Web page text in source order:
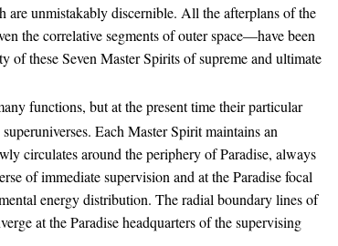
are unmistakably discernible. All the afterplans of the
the correlative segments of outer space—have been
of these Seven Master Spirits of supreme and ultimate
functions, but at the present time their particular
Each Master Spirit maintains an
circulates around the periphery of Paradise, always
of immediate supervision and at the Paradise focal
energy distribution. The radial boundary lines of
at the Paradise headquarters of the supervising